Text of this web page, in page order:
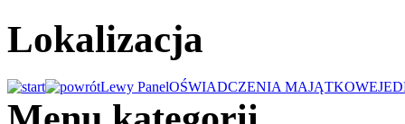
Lokalizacja
Lewy PanelOŚWIADCZENIA MAJĄTKOWE